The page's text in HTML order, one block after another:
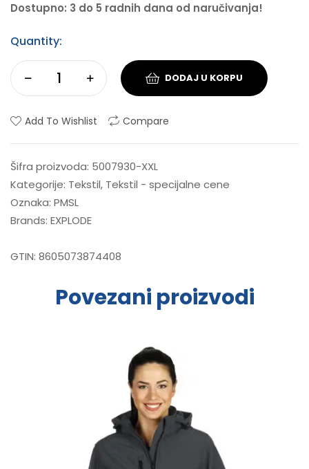
Dostupno: 3 do 5 radnih dana od naručivanja!
Quantity:
DODAJ U KORPU
Add To Wishlist Compare
Šifra proizvoda: 5007930-XXL
Kategorije: Tekstil, Tekstil - specijalne cene
Oznaka: PMSL
Brands: EXPLODE
GTIN: 8605073874408
Povezani proizvodi